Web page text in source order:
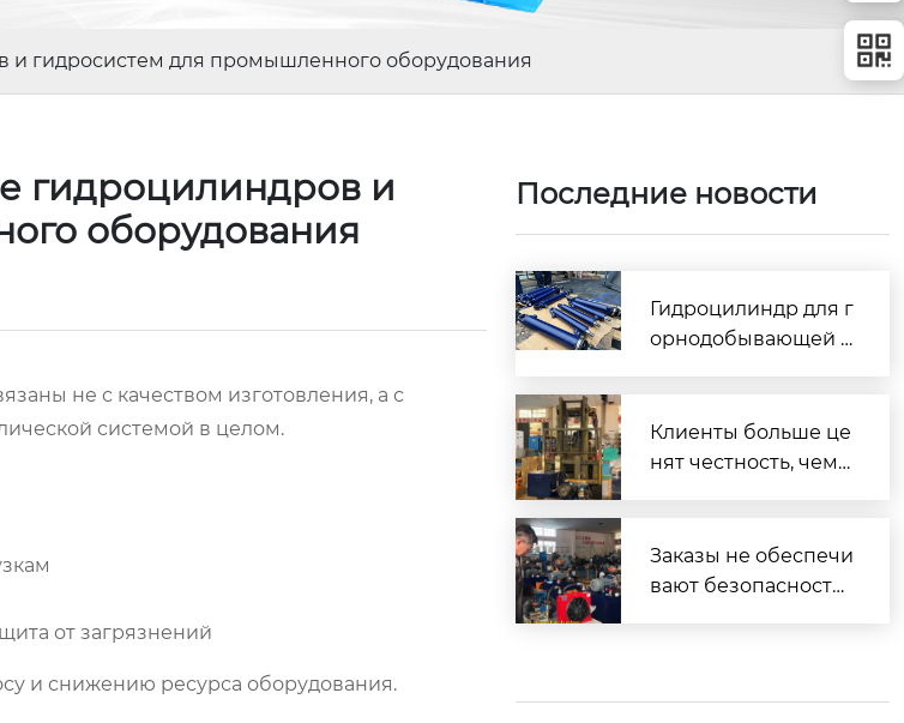
и гидросистем для промышленного оборудования
гидроцилиндров и
оборудования
не с качеством изготовления, а с
системой в целом.
от загрязнений
и снижению ресурса оборудования.
Последние новости
Гидроцилиндр для г
орнодобывающей т
х надежную работу
оборудования в тя
Клиенты больше це
нят честность, чем
Заказы не обеспечи
вают безопасность.